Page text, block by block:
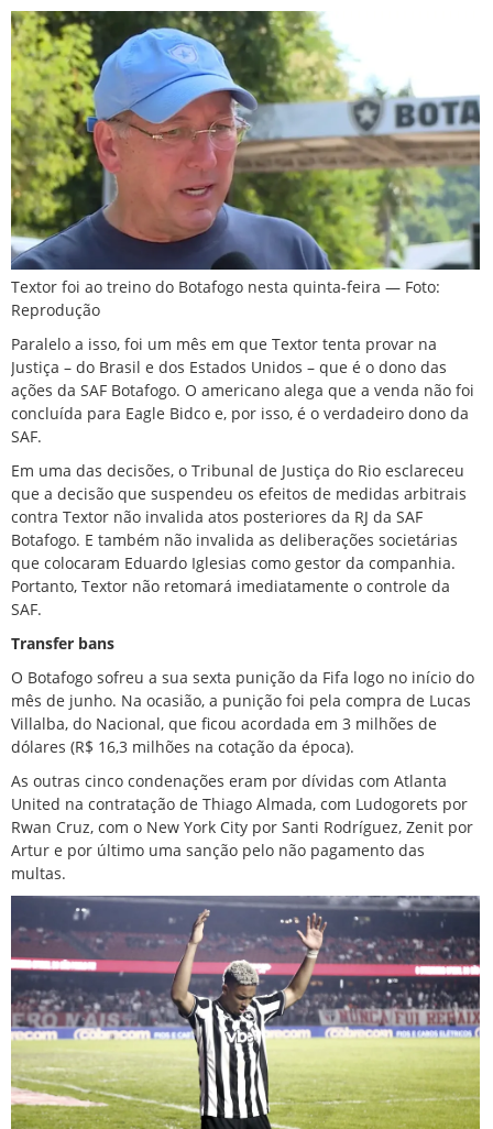
Textor foi ao treino do Botafogo nesta quinta-feira — Foto:
Reprodução
Paralelo a isso, foi um mês em que Textor tenta provar na
Justiça – do Brasil e dos Estados Unidos – que é o dono das
ações da SAF Botafogo. O americano alega que a venda não foi
concluída para Eagle Bidco e, por isso, é o verdadeiro dono da
SAF.
Em uma das decisões, o Tribunal de Justiça do Rio esclareceu
que a decisão que suspendeu os efeitos de medidas arbitrais
contra Textor não invalida atos posteriores da RJ da SAF
Botafogo. E também não invalida as deliberações societárias
que colocaram Eduardo Iglesias como gestor da companhia.
Portanto, Textor não retomará imediatamente o controle da
SAF.
Transfer bans
O Botafogo sofreu a sua sexta punição da Fifa logo no início do
mês de junho. Na ocasião, a punição foi pela compra de Lucas
Villalba, do Nacional, que ficou acordada em 3 milhões de
dólares (R$ 16,3 milhões na cotação da época).
As outras cinco condenações eram por dívidas com Atlanta
United na contratação de Thiago Almada, com Ludogorets por
Rwan Cruz, com o New York City por Santi Rodríguez, Zenit por
Artur e por último uma sanção pelo não pagamento das
multas.